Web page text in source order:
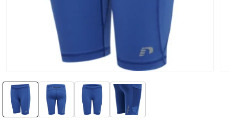
medie
modal